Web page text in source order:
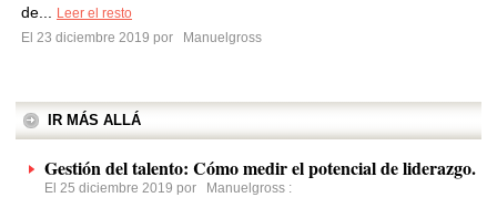
de...
Leer el resto
El 23 diciembre 2019 por
Manuelgross
IR MÁS ALLÁ
Gestión del talento: Cómo medir el potencial de liderazgo.
El 25 diciembre 2019 por Manuelgross :